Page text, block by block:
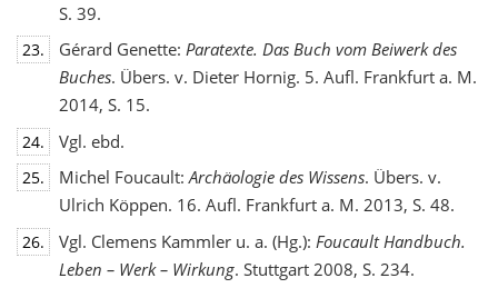
S. 39.
23. Gérard Genette: Paratexte. Das Buch vom Beiwerk des
Buches. Übers. v. Dieter Hornig. 5. Aufl. Frankfurt a. M.
2014, S. 15.
24. Vgl. ebd.
25. Michel Foucault:Archäologie des Wissens. Übers. v.
Ulrich Köppen. 16. Aufl. Frankfurt a. M. 2013, S. 48.
26. Vgl. Clemens Kammler u. a. (Hg.): Foucault Handbuch.
Leben – Werk – Wirkung. Stuttgart 2008, S. 234.